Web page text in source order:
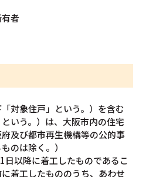
者
対象住戸」という。）を含む
いう。）は、大阪市内の住宅
及び都市再生機構等の公的事
のは除く。）
以降に着工したものであるこ
着工したもののうち、あわせ